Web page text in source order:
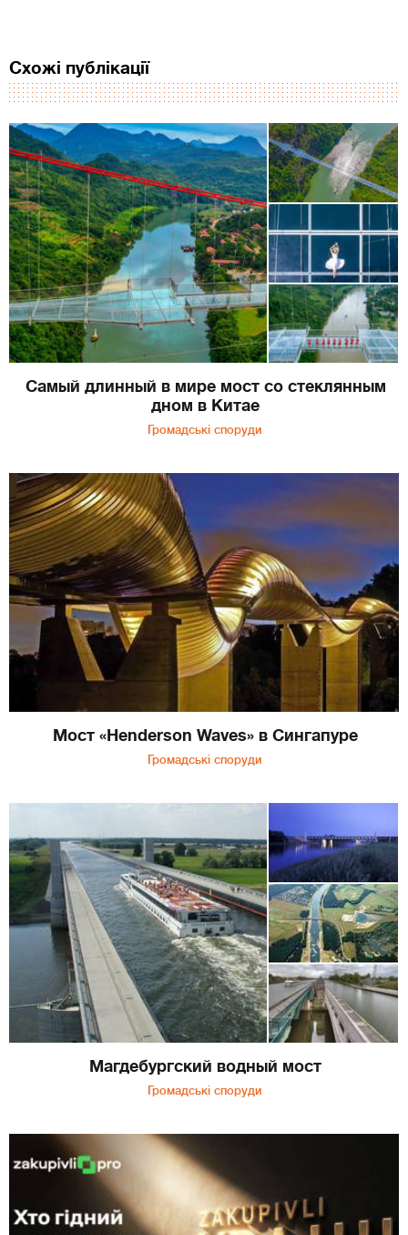
Схожі публікації
Самый длинный в мире мост со стеклянным
дном в Китае
Громадські споруди
Мост «Henderson Waves» в Сингапуре
Громадські споруди
Магдебургский водный мост
Громадські споруди